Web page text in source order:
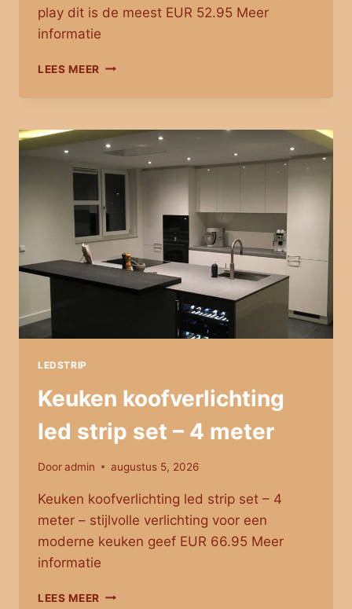
play dit is de meest EUR 52.95 Meer
informatie
LEES MEER TV
SET
3
RGBWW
LEDSTRIPS
TV’S
LEDSTRIP
Keuken koofverlichting
led strip set – 4 meter
Dooradmin augustus 5, 2026
Keuken koofverlichting led strip set – 4
meter – stijlvolle verlichting voor een
moderne keuken geef EUR 66.95 Meer
informatie
LEES MEER KEUKEN